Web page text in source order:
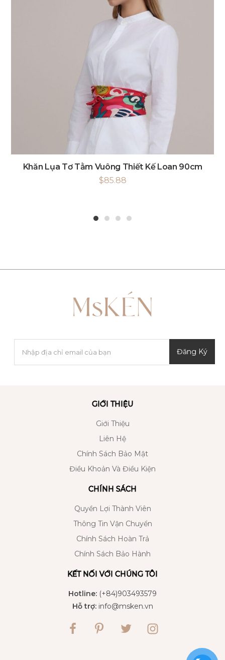
Khăn Lụa Tơ Tằm Vuông Thiết Kế Loan 90cm
$85.88
Đăng Ký
GIỚI THIỆU
Giới Thiệu
Liên Hệ
Chính Sách Bảo Mật
Điều Khoản Và Điều Kiện
CHÍNH SÁCH
Quyền Lợi Thành Viên
Thông Tin Vận Chuyển
Chính Sách Hoàn Trả
Chính Sách Bảo Hành
KẾT NỐI VỚI CHÚNG TÔI
Hotline: (+84)903493579
Hỗ trợ:info@msken.vn